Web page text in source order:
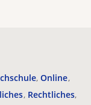
Online
Rechtliches